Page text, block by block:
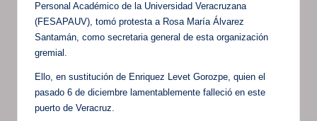
Personal Académico de la Universidad Veracruzana
(FESAPAUV), tomó protesta a Rosa María Álvarez
Santamán, como secretaria general de esta organización
gremial.
Ello, en sustitución de Enriquez Levet Gorozpe, quien el
pasado 6 de diciembre lamentablemente falleció en este
puerto de Veracruz.